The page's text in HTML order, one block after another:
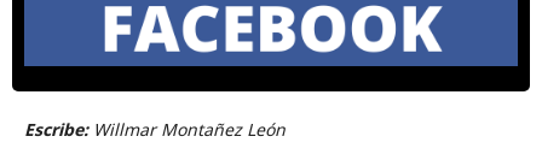
Escribe: Willmar Montañez León